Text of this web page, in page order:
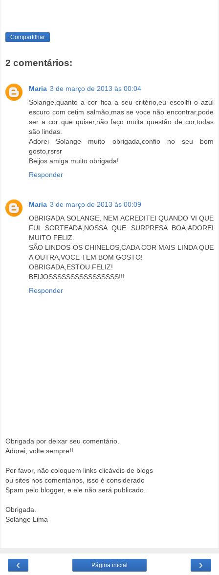
Compartilhar
2 comentários:
Maria 3 de março de 2013 às 00:04
Solange,quanto a cor fica a seu critério,eu escolhi o azul
escuro com cetim salmão,mas se voce não encontrar,pode
ser a cor que quiser,não faço muita questão de cor,todas
são lindas.
Adorei Solange muito obrigada,confio no seu bom
gosto,rsrsr
Beijos amiga muito obrigada!
Responder
Maria 3 de março de 2013 às 00:09
OBRIGADA SOLANGE, NEM ACREDITEI QUANDO VI QUE
FUI SORTEADA,NOSSA QUE SURPRESA BOA,ADOREI
MUITO FELIZ.
SÃO LINDOS OS CHINELOS,CADA COR MAIS LINDA QUE
A OUTRA,VOCE TEM BOM GOSTO!
OBRIGADA,ESTOU FELIZ!
BEIJOSSSSSSSSSSSSSSSS!!!
Responder
Obrigada por deixar seu comentário.
Adorei, volte sempre!!
Por favor, não coloquem links clicáveis de blogs
ou sites nos comentários, isso é considerado
Spam pelo blogger, e ele não será publicado.
Obrigada.
Solange Lima
‹ ›
Página inicial